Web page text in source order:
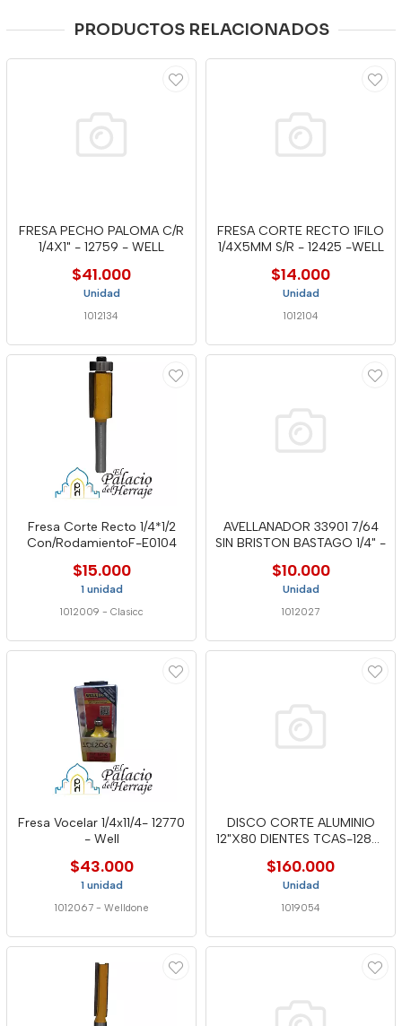
PRODUCTOS RELACIONADOS
FRESA PECHO PALOMA C/R
1/4X1" - 12759 - WELL
$41.000
Unidad
1012134
FRESA CORTE RECTO 1FILO
1/4X5MM S/R - 12425 -WELL
$14.000
Unidad
1012104
Fresa Corte Recto 1/4*1/2
Con/RodamientoF-E0104
$15.000
1 unidad
1012009 - Clasicc
AVELLANADOR 33901 7/64
SIN BRISTON BASTAGO 1/4" -
$10.000
Unidad
1012027
Fresa Vocelar 1/4x11/4- 12770
- Well
$43.000
1 unidad
1012067 - Welldone
DISCO CORTE ALUMINIO
12"X80 DIENTES TCAS-1280-
$160.000
Unidad
1019054